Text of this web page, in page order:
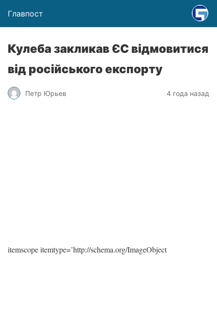
Главпост
Кулеба закликав ЄС відмовитися
від російського експорту
Петр Юрьев 4 года назад
itemscope itemtype=’http://schema.org/ImageObject